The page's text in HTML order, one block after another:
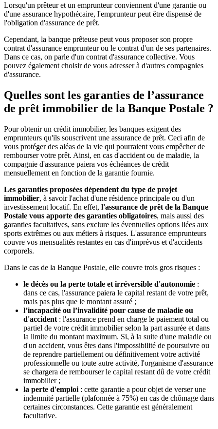
Lorsqu'un prêteur et un emprunteur conviennent d'une garantie ou
d'une assurance hypothécaire, l'emprunteur peut être dispensé de
l'obligation d'assurance de prêt.
Cependant, la banque prêteuse peut vous proposer son propre
contrat d'assurance emprunteur ou le contrat d'un de ses partenaires.
Dans ce cas, on parle d'un contrat d'assurance collective. Vous
pouvez également choisir de vous adresser à d'autres compagnies
d'assurance.
Quelles sont les garanties de l’assurance
de prêt immobilier de la Banque Postale ?
Pour obtenir un crédit immobilier, les banques exigent des
emprunteurs qu'ils souscrivent une assurance de prêt. Ceci afin de
vous protéger des aléas de la vie qui pourraient vous empêcher de
rembourser votre prêt. Ainsi, en cas d'accident ou de maladie, la
compagnie d'assurance paiera vos échéances de crédit
mensuellement en fonction de la garantie fournie.
Les garanties proposées dépendent du type de projet
immobilier, à savoir l'achat d'une résidence principale ou d'un
investissement locatif. En effet, l'assurance de prêt de la Banque
Postale vous apporte des garanties obligatoires, mais aussi des
garanties facultatives, sans exclure les éventuelles options liées aux
sports extrêmes ou aux métiers à risques. L'assurance emprunteurs
couvre vos mensualités restantes en cas d'imprévus et d'accidents
corporels.
Dans le cas de la Banque Postale, elle couvre trois gros risques :
le décès ou la perte totale et irréversible d'autonomie :
dans ce cas, l'assurance paiera le capital restant de votre prêt,
mais pas plus que le montant assuré ;
l’incapacité ou l’invalidité pour cause de maladie ou
d'accident : l'assurance prend en charge le paiement total ou
partiel de votre crédit immobilier selon la part assurée et dans
la limite du montant maximum. Si, à la suite d'une maladie ou
d'un accident, vous êtes dans l'impossibilité de poursuivre ou
de reprendre partiellement ou définitivement votre activité
professionnelle ou toute autre activité, l'organisme d'assurance
se chargera de rembourser le capital restant dû de votre crédit
immobilier ;
la perte d'emploi : cette garantie a pour objet de verser une
indemnité partielle (plafonnée à 75%) en cas de chômage dans
certaines circonstances. Cette garantie est généralement
facultative.